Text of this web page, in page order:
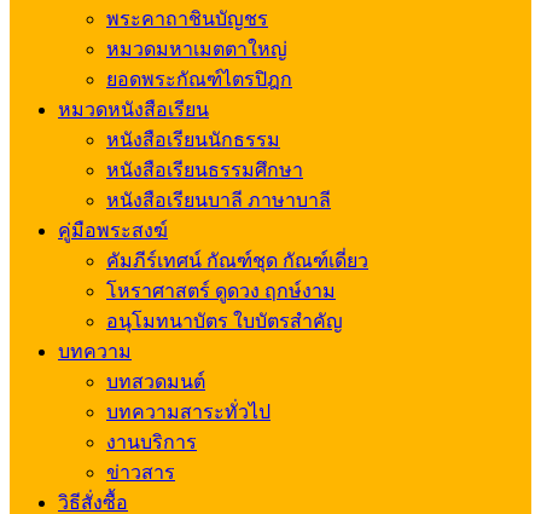
พระคาถาชินบัญชร
หมวดมหาเมตตาใหญ่
ยอดพระกัณฑ์ไตรปิฎก
หมวดหนังสือเรียน
หนังสือเรียนนักธรรม
หนังสือเรียนธรรมศึกษา
หนังสือเรียนบาลี ภาษาบาลี
คู่มือพระสงฆ์
คัมภีร์เทศน์ กัณฑ์ชุด กัณฑ์เดี่ยว
โหราศาสตร์ ดูดวง ฤกษ์งาม
อนุโมทนาบัตร ใบบัตรสำคัญ
บทความ
บทสวดมนต์
บทความสาระทั่วไป
งานบริการ
ข่าวสาร
วิธีสั่งซื้อ